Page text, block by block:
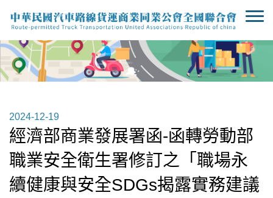
2024-12-19
經濟部商業發展署函-函轉勞動部
職業安全衛生署修訂之「職場永
續健康與安全SDGs揭露實務建議